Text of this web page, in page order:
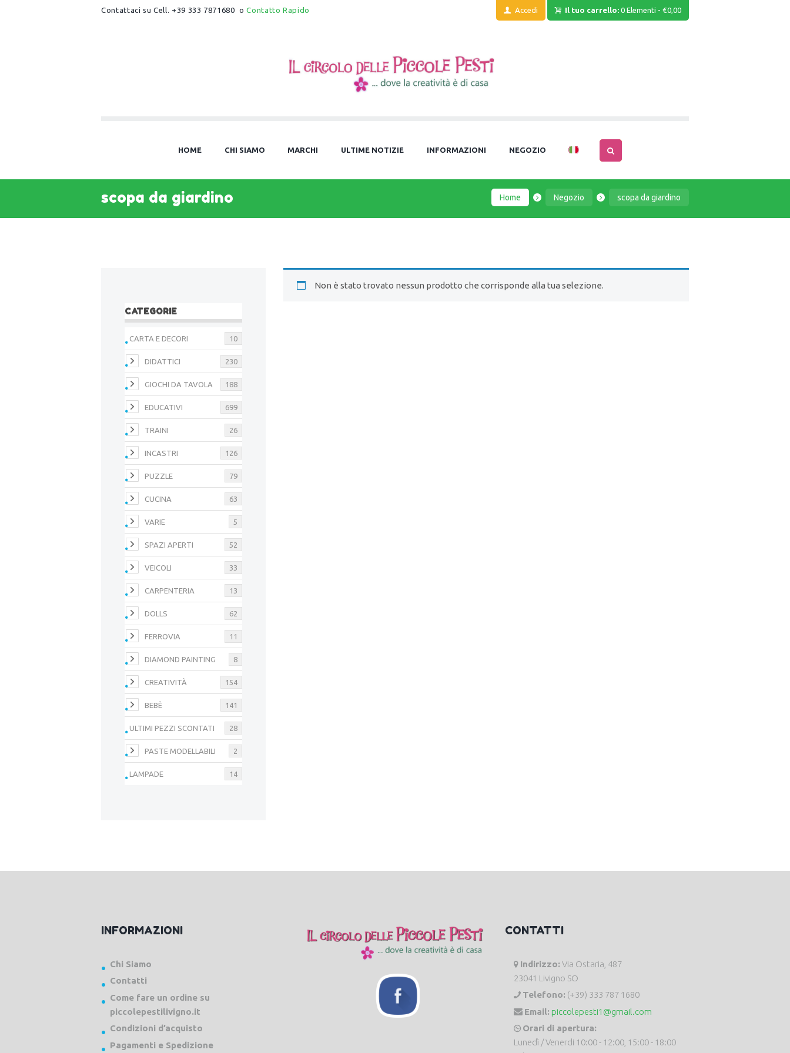
Contattaci su Cell. +39 333 7871680 oContatto Rapido Accedi Il tuo carrello: 0 Elementi -€0,00
HOME CHI SIAMO MARCHI ULTIME NOTIZIE INFORMAZIONI NEGOZIO
scopa da giardino Home Negozio scopa da giardino
Non è stato trovato nessun prodotto che corrisponde alla tua selezione.
CATEGORIE
CARTA E DECORI 10
DIDATTICI 230
GIOCHI DA TAVOLA 188
EDUCATIVI 699
TRAINI 26
INCASTRI 126
PUZZLE 79
CUCINA 63
VARIE 5
SPAZI APERTI 52
VEICOLI 33
CARPENTERIA 13
DOLLS 62
FERROVIA 11
DIAMOND PAINTING 8
CREATIVITÀ 154
BEBÈ 141
ULTIMI PEZZI SCONTATI 28
PASTE MODELLABILI 2
LAMPADE 14
INFORMAZIONI
Chi Siamo
Contatti
Come fare un ordine su
piccolepestilivigno.it
Condizioni d’acquisto
Pagamenti e Spedizione
CONTATTI
Indirizzo: Via Ostaria, 487
23041 Livigno SO
Telefono: (+39) 333 787 1680
Email: piccolepesti1@gmail.com
Orari di apertura:
Lunedì / Venerdi 10:00 - 12:00, 15:00 - 18:00